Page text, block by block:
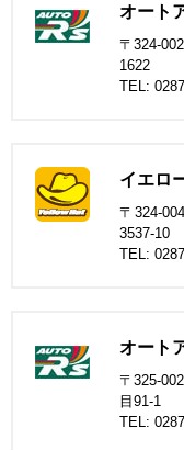
オート
〒324-
1622
TEL:
イエロ
〒324-
3537-10
TEL:
オート
〒325-
目91-1
TEL: